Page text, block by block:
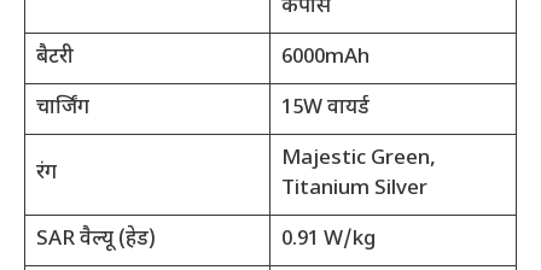
कंपास
बैटरी
6000mAh
चार्जिंग
15W वायर्ड
रंग
Majestic Green,
Titanium Silver
SAR वैल्यू (हेड)
0.91 W/kg